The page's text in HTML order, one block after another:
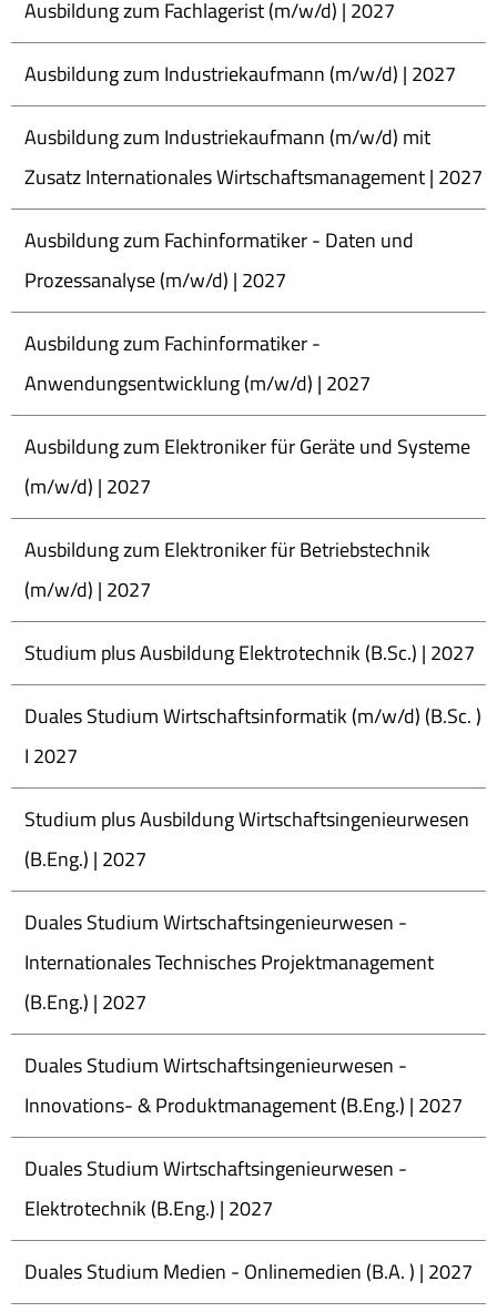
Ausbildung zum Fachlagerist (m/w/d) | 2027
Ausbildung zum Industriekaufmann (m/w/d) | 2027
Ausbildung zum Industriekaufmann (m/w/d) mit
Zusatz Internationales Wirtschaftsmanagement | 2027
Ausbildung zum Fachinformatiker - Daten und
Prozessanalyse (m/w/d) | 2027
Ausbildung zum Fachinformatiker -
Anwendungsentwicklung (m/w/d) | 2027
Ausbildung zum Elektroniker für Geräte und Systeme
(m/w/d) | 2027
Ausbildung zum Elektroniker für Betriebstechnik
(m/w/d) | 2027
Studium plus Ausbildung Elektrotechnik (B.Sc.) | 2027
Duales Studium Wirtschaftsinformatik (m/w/d) (B.Sc. )
I 2027
Studium plus Ausbildung Wirtschaftsingenieurwesen
(B.Eng.) | 2027
Duales Studium Wirtschaftsingenieurwesen -
Internationales Technisches Projektmanagement
(B.Eng.) | 2027
Duales Studium Wirtschaftsingenieurwesen -
Innovations- & Produktmanagement (B.Eng.) | 2027
Duales Studium Wirtschaftsingenieurwesen -
Elektrotechnik (B.Eng.) | 2027
Duales Studium Medien - Onlinemedien (B.A. ) | 2027